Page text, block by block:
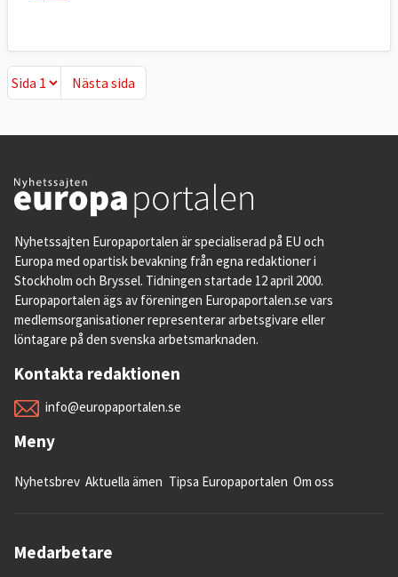
Nästa sida
Nästa sida
Nyhetssajten Europaportalen är specialiserad på EU och
Europa med opartisk bevakning från egna redaktioner i
Stockholm och Bryssel. Tidningen startade 12 april 2000.
Europaportalen ägs av föreningen Europaportalen.se vars
medlemsorganisationer representerar arbetsgivare eller
löntagare på den svenska arbetsmarknaden.
Kontakta redaktionen
info@europaportalen.se
Meny
Nyhetsbrev Aktuella ämen Tipsa Europaportalen Om oss
Medarbetare